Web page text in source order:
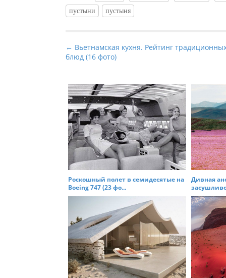
пустыни
пустыня
P
o
t
n
a
v
g
a
n
← Вьетнамская кухня. Рейтинг
блюд (16 фото)
Роскошный полет в семидесятые на
Boeing 747 (23 фо...
Дивная